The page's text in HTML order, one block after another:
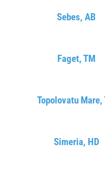
Sebes, AB
Faget, TM
Topolovatu Mare,
Simeria, HD